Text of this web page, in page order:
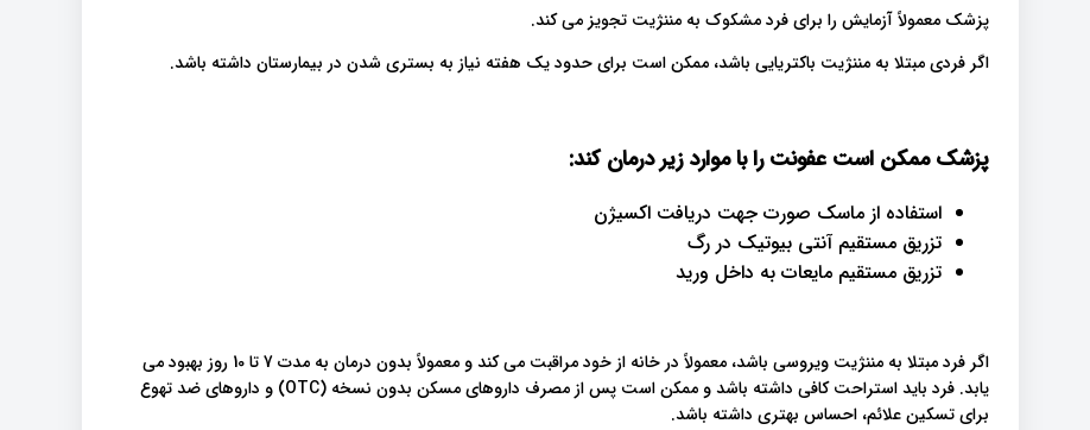
پزشک معمولاً آزمایش را برای فرد مشکوک به مننژیت تجویز می کند.
اگر فردی مبتلا به مننژیت باکتریایی باشد، ممکن است برای حدود یک هفته نیاز به بستری شدن در بیمارستان داشته باشد.
پزشک ممکن است عفونت را با موارد زیر درمان کند:
استفاده از ماسک صورت جهت دریافت اکسیژن
تزریق مستقیم آنتی بیوتیک در رگ
تزریق مستقیم مایعات به داخل ورید
اگر فرد مبتلا به مننژیت ویروسی باشد، معمولاً در خانه از خود مراقبت می کند و معمولاً بدون درمان به مدت 7 تا 10 روز بهبود می
یابد. فرد باید استراحت کافی داشته باشد و ممکن است پس از مصرف داروهای مسکن بدون نسخه (OTC) و داروهای ضد تهوع
برای تسکین علائم، احساس بهتری داشته باشد.